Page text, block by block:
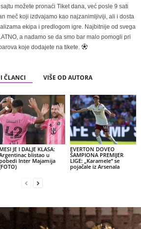
možete pronaći Tiket dana, već posle 9 sati
meč koji izdvajamo kao najzanimljiviji, ali i dosta
ekipa i predlogom igre. Najbitnije od svega
a nadamo se da smo bar malo pomogli pri
koje dodajete na tikete.
ČLANCI VIŠE OD AUTORA
MESI JE I DALJE KLASA:
blistao u
pobedi Inter Majamija
EVERTON DOVEO
ŠAMPIONA PREMIJER
LIGE: „Karamele“ se
pojačale iz Arsenala